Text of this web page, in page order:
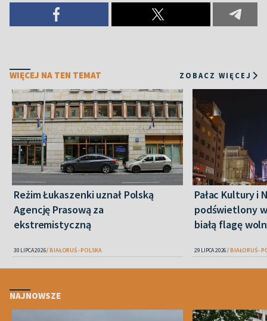
WIĘCEJ NA TEN TEMAT ZOBACZ WIĘCEJ
Reżim Łukaszenki uznał Polską
Agencję Prasową za
ekstremistyczną
30 LIPCA 2026 BIAŁORUŚ - POLSKA
Pałac Kultury i
podświetlony
białą flagę
29 LIPCA 2026 BIAŁORUŚ -
NAJNOWSZE